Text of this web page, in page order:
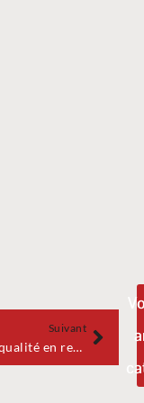
Suivant
Aide a la qualité en restauration